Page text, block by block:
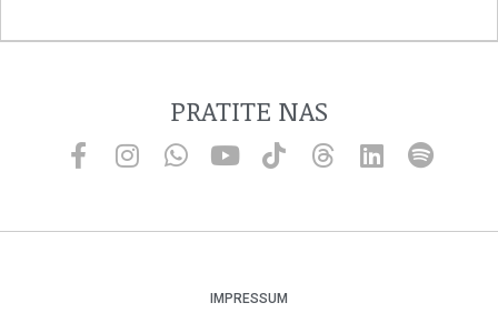
PRATITE NAS
IMPRESSUM